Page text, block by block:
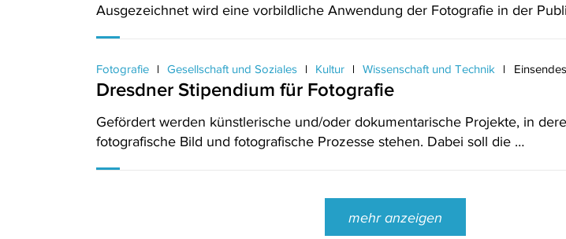
Ausgezeichnet wird eine vorbildliche Anwendung der Fotografie in der
Fotografie Gesellschaft und Soziales Kultur Wissenschaft und Technik
Dresdner Stipendium für Fotografie
Gefördert werden künstlerische und/oder dokumentarische Projekte, in
fotografische Bild und fotografische Prozesse stehen. Dabei soll die …
mehr anzeigen